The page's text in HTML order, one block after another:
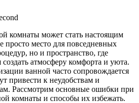
комнаты может стать настоящим
просто место для повседневных
но и пространство, где
создать атмосферу комфорта и уюта.
ванной часто сопровождается
привести к неудобствам и
Рассмотрим основные ошибки при
комнаты и способы их избежать.